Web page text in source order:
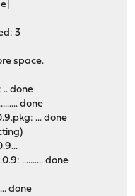
3
space.
.. done
done
... done
.......... done
done